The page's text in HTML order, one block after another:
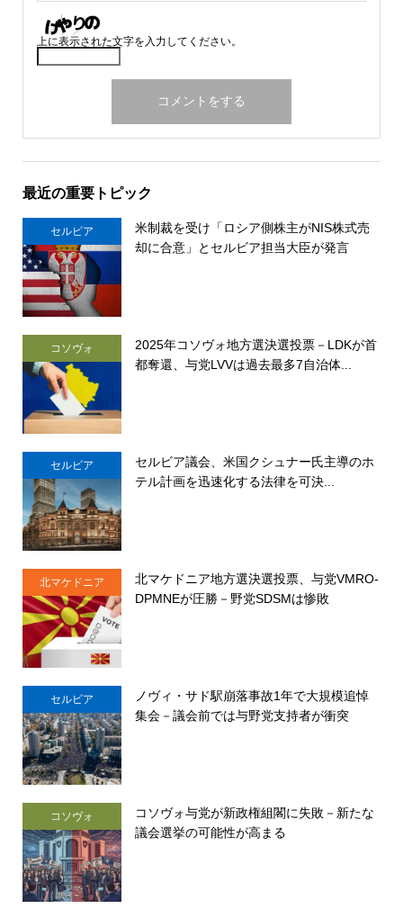
上に表示された文字を入力してください。
最近の重要トピック
セルビア
米制裁を受け「ロシア側株主がNIS株式売
却に合意」とセルビア担当大臣が発言
コソヴォ
2025年コソヴォ地方選決選投票－LDKが首
都奪還、与党LVVは過去最多7自治体...
セルビア
セルビア議会、米国クシュナー氏主導のホ
テル計画を迅速化する法律を可決...
北マケドニア
北マケドニア地方選決選投票、与党VMRO-
DPMNEが圧勝－野党SDSMは惨敗
セルビア
ノヴィ・サド駅崩落事故1年で大規模追悼
集会－議会前では与野党支持者が衝突
コソヴォ
コソヴォ与党が新政権組閣に失敗－新たな
議会選挙の可能性が高まる